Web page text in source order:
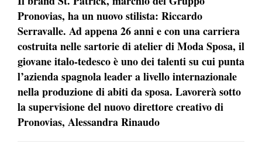
Pronovias, ha un nuovo stilista: Riccardo
Serravalle. Ad appena 26 anni e con una carriera
costruita nelle sartorie di atelier di Moda Sposa, il
giovane italo-tedesco è uno dei talenti su cui punta
l’azienda spagnola leader a livello internazionale
nella produzione di abiti da sposa. Lavorerà sotto
la supervisione del nuovo direttore creativo di
Pronovias, Alessandra Rinaudo